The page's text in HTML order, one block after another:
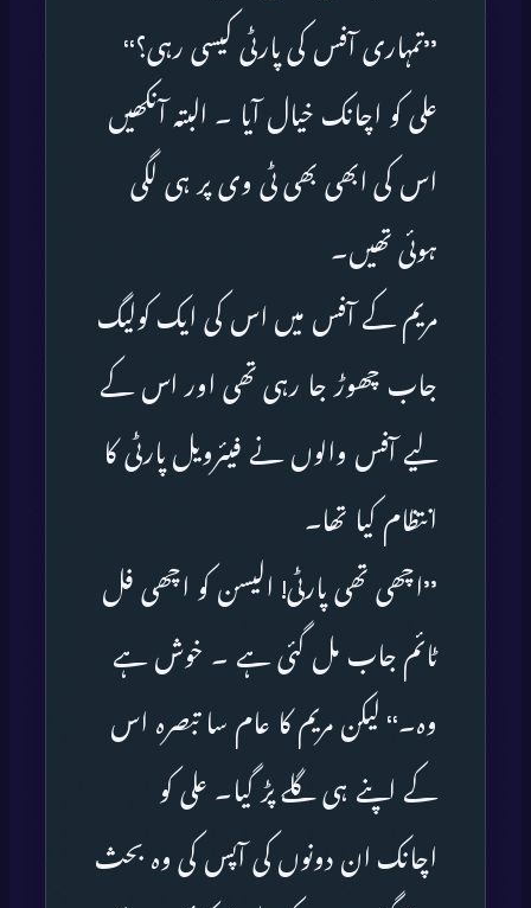
’’تمہاری آفس کی پارٹی کیسی رہی؟‘‘
علی کو اچانک خیال آیا ۔ البتہ آنکھیں
اس کی ابھی بھی ٹی وی پر ہی لگی
ہوئی تھیں۔
مریم کے آفس میں اس کی ایک کولیگ
جاب چھوڑ جا رہی تھی اور اس کے
لیے آفس والوں نے فیئرویل پارٹی کا
انتظام کیا تھا۔
’’اچھی تھی پارٹی! الیسن کو اچھی فل
ٹائم جاب مل گئی ہے ۔ خوش ہے
وہ۔‘‘ لیکن مریم کا عام سا تبصرہ اس
کے اپنے ہی گلے پڑ گیا۔ علی کو
اچانک ان دونوں کی آپس کی وہ بحث